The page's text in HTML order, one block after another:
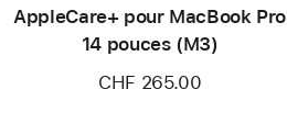
AppleCare+ pour MacBook Pro
14 pouces (M3)
CHF 265.00